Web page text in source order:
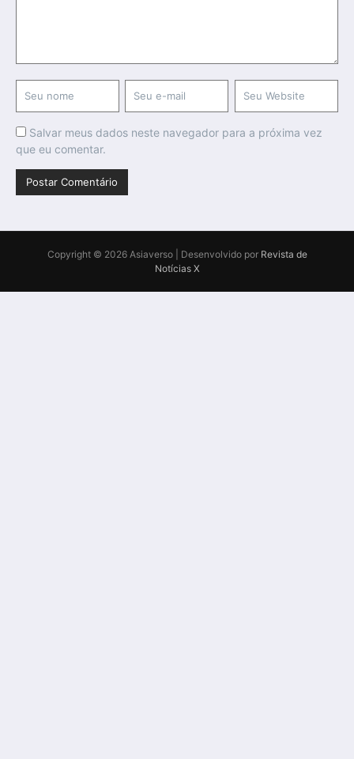
Salvar meus dados neste navegador para a próxima vez
que eu comentar.
Copyright © 2026 Asiaverso | Desenvolvido por Revista de
Notícias X